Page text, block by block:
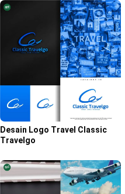
Desain Logo Travel Classic
Travelgo